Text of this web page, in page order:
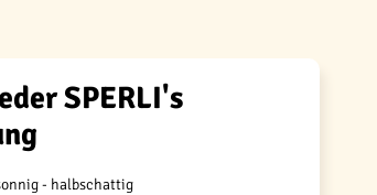
SPERLI's
- halbschattig